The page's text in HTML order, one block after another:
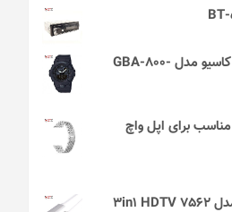
ساعت مچی عقربه‌ای مردانه کاسیو مدل GBA-800-
بند طرح Diamond کد i1012 مناسب برای اپل واچ